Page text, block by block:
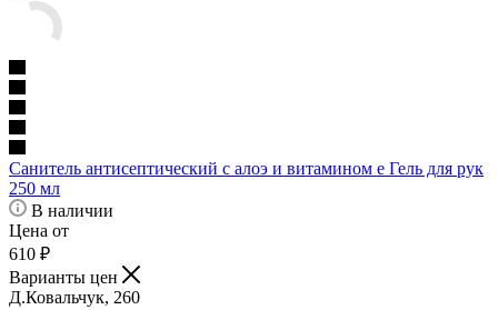
Санитель антисептический с алоэ и витамином е Гель для рук
250 мл
В наличии
Цена от
610 ₽
Варианты цен
Д.Ковальчук, 260